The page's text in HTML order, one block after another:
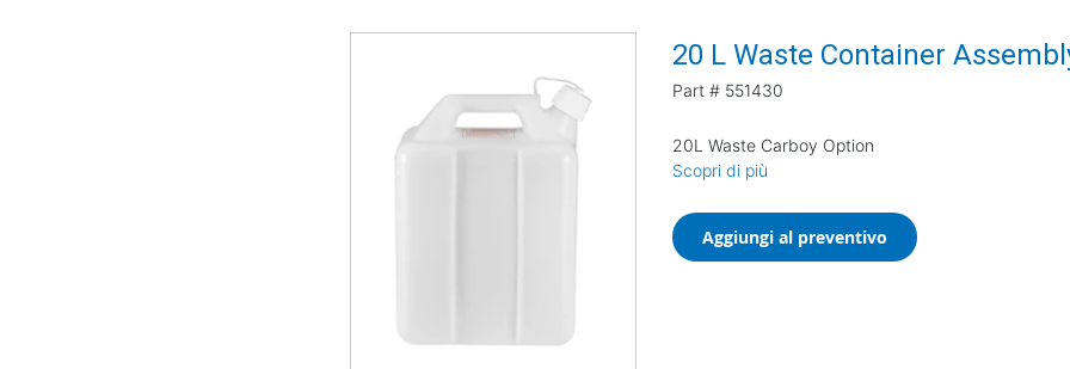
20 L Waste Container
Part # 551430
20L Waste Carboy Option
Scopri di più
Aggiungi al preventivo